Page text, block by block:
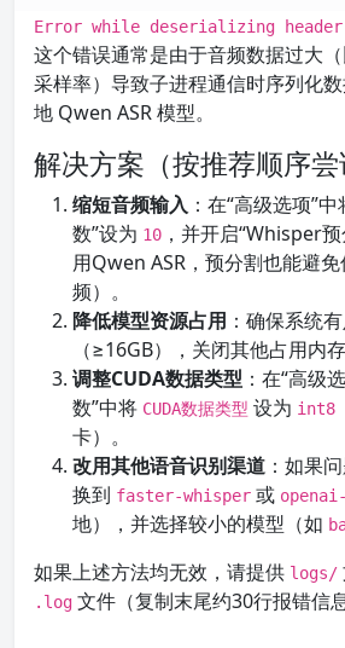
Error while deserializing header:
这个错误通常是由于音频数据过大
采样率）导致子进程通信时序列化
地 Qwen ASR 模型。
解决方案（按推荐顺序尝
缩短音频输入 ：在“高级选项”
数”设为 10 ，并开启“Whisper
用Qwen ASR，预分割也能避
频）。
降低模型资源占用 ：确保系统
（≥16GB），关闭其他占用内存
调整CUDA数据类型 ：在“高级
数”中将 CUDA数据类型 设为 int8
卡）。
改用其他语音识别渠道 ：如果
换到 faster-whisper 或
地），并选择较小的模型（如
如果上述方法均无效，请提供 logs/
.log 文件（复制末尾约30行报错信息